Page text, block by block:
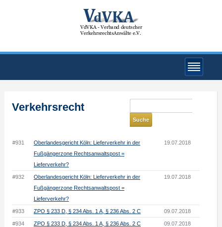
Verkehrsrecht
#931
Oberlandesgericht Köln: Lieferverkehr in der
Fußgängerzone Rechtsanwaltspost =
Lieferverkehr?
19.07.2018
#932
Oberlandesgericht Köln: Lieferverkehr in der
Fußgängerzone Rechtsanwaltspost =
Lieferverkehr?
19.07.2018
#933 ZPO § 233 D, § 234 Abs. 1 A, § 236 Abs. 2 C 09.07.2018
#934 ZPO § 233 D, § 234 Abs. 1 A, § 236 Abs. 2 C 09.07.2018